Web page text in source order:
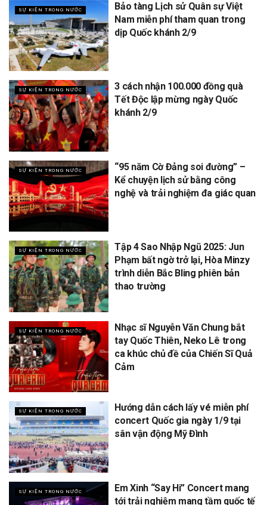
SỰ KIỆN TRONG NƯỚC
Bảo tàng Lịch sử Quân sự Việt
Nam miễn phí tham quan trong
dịp Quốc khánh 2/9
SỰ KIỆN TRONG NƯỚC
3 cách nhận 100.000 đồng quà
Tết Độc lập mừng ngày Quốc
khánh 2/9
SỰ KIỆN TRONG NƯỚC
“95 năm Cờ Đảng soi đường” –
Kể chuyện lịch sử bằng công
nghệ và trải nghiệm đa giác quan
SỰ KIỆN TRONG NƯỚC
Tập 4 Sao Nhập Ngũ 2025: Jun
Phạm bất ngờ trở lại, Hòa Minzy
trình diễn Bắc Bling phiên bản
thao trường
SỰ KIỆN TRONG NƯỚC
Nhạc sĩ Nguyễn Văn Chung bắt
tay Quốc Thiên, Neko Lê trong
ca khúc chủ đề của Chiến Sĩ Quả
Cảm
SỰ KIỆN TRONG NƯỚC
Hướng dẫn cách lấy vé miễn phí
concert Quốc gia ngày 1/9 tại
sân vận động Mỹ Đình
SỰ KIỆN TRONG NƯỚC
Em Xinh “Say Hi” Concert mang
tới trải nghiệm mang tầm quốc tế